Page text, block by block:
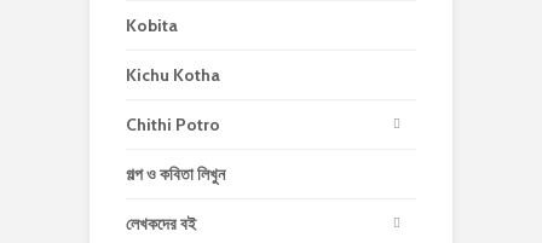
Kobita
Kichu Kotha
Chithi Potro
গল্প ও কবিতা লিখুন
লেখকদের বই